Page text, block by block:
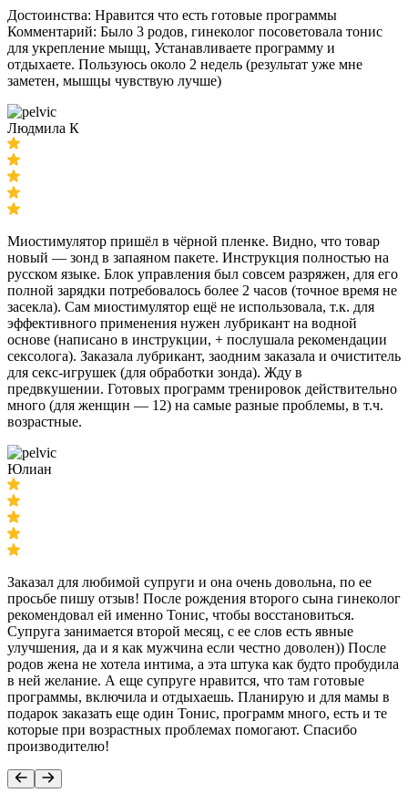
Достоинства: Нравится что есть готовые программы
Комментарий: Было 3 родов, гинеколог посоветовала тонис
для укрепление мыщц, Устанавливаете программу и
отдыхаете. Пользуюсь около 2 недель (результат уже мне
заметен, мышцы чувствую лучше)
Людмила К
Миостимулятор пришёл в чёрной пленке. Видно, что товар
новый — зонд в запаяном пакете. Инструкция полностью на
русском языке. Блок управления был совсем разряжен, для его
полной зарядки потребовалось более 2 часов (точное время не
засекла). Сам миостимулятор ещё не использовала, т.к. для
эффективного применения нужен лубрикант на водной
основе (написано в инструкции, + послушала рекомендации
сексолога). Заказала лубрикант, заодним заказала и очиститель
для секс-игрушек (для обработки зонда). Жду в
предвкушении. Готовых программ тренировок действительно
много (для женщин — 12) на самые разные проблемы, в т.ч.
возрастные.
Юлиан
Заказал для любимой супруги и она очень довольна, по ее
просьбе пишу отзыв! После рождения второго сына гинеколог
рекомендовал ей именно Тонис, чтобы восстановиться.
Супруга занимается второй месяц, с ее слов есть явные
улучшения, да и я как мужчина если честно доволен)) После
родов жена не хотела интима, а эта штука как будто пробудила
в ней желание. А еще супруге нравится, что там готовые
программы, включила и отдыхаешь. Планирую и для мамы в
подарок заказать еще один Тонис, программ много, есть и те
которые при возрастных проблемах помогают. Спасибо
производителю!